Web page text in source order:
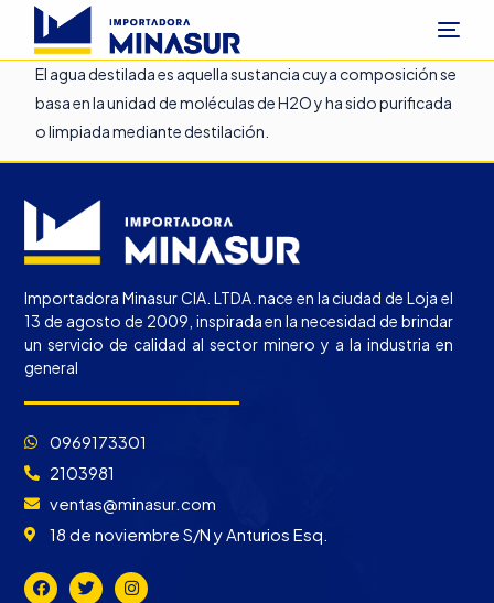
El agua destilada es aquella sustancia cuya composición se
basa en la unidad de moléculas de H2O y ha sido purificada
o limpiada mediante destilación.
Importadora Minasur CIA. LTDA. nace en la ciudad de Loja el
13 de agosto de 2009, inspirada en la necesidad de brindar
un servicio de calidad al sector minero y a la industria en
general
0969173301
2103981
ventas@minasur.com
18 de noviembre S/N y Anturios Esq.